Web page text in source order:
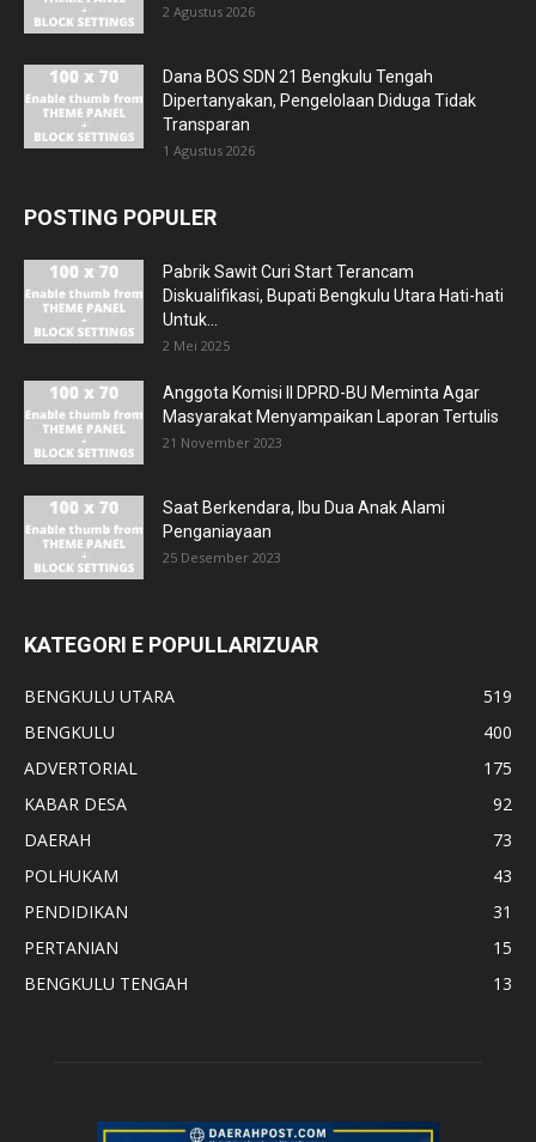
2 Agustus 2026
Dana BOS SDN 21 Bengkulu Tengah
Dipertanyakan, Pengelolaan Diduga Tidak
Transparan
1 Agustus 2026
POSTING POPULER
Pabrik Sawit Curi Start Terancam
Diskualifikasi, Bupati Bengkulu Utara Hati-hati
Untuk...
2 Mei 2025
Anggota Komisi II DPRD-BU Meminta Agar
Masyarakat Menyampaikan Laporan Tertulis
21 November 2023
Saat Berkendara, Ibu Dua Anak Alami
Penganiayaan
25 Desember 2023
KATEGORI E POPULLARIZUAR
BENGKULU UTARA
519
BENGKULU
400
ADVERTORIAL
175
KABAR DESA
92
DAERAH
73
POLHUKAM
43
PENDIDIKAN
31
PERTANIAN
15
BENGKULU TENGAH
13